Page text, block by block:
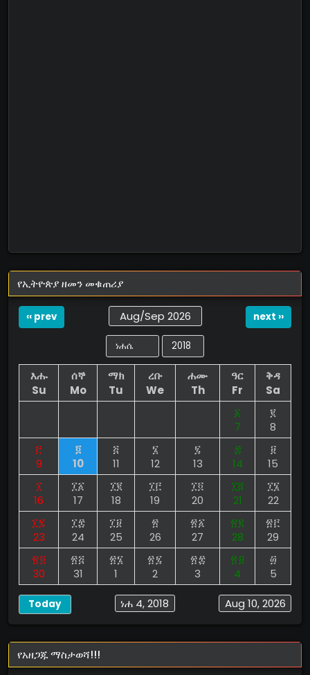
የኢትዮጵያ ዘመን መቁጠሪያ
‹‹ prev Aug/Sep 2026 next ››
እሑ
Su
ሰኞ
Mo
ማክ
Tu
ረቡ
We
ሐሙ
Th
ዓር
Fr
ቅዳ
Sa
፩
7
፪
8
፫
9
፬
10
፭
11
፮
12
፯
13
፰
14
፱
15
፲
16
፲፩
17
፲፪
18
፲፫
19
፲፬
20
፲፭
21
፲፮
22
፲፯
23
፲፰
24
፲፱
25
፳
26
፳፩
27
፳፪
28
፳፫
29
፳፬
30
፳፭
31
፳፮
1
፳፯
2
፳፰
3
፳፱
4
፴
5
Aug 10, 2026
ነሐ 4, 2018
Today
የአዘጋጁ ማስታወሻ!!!